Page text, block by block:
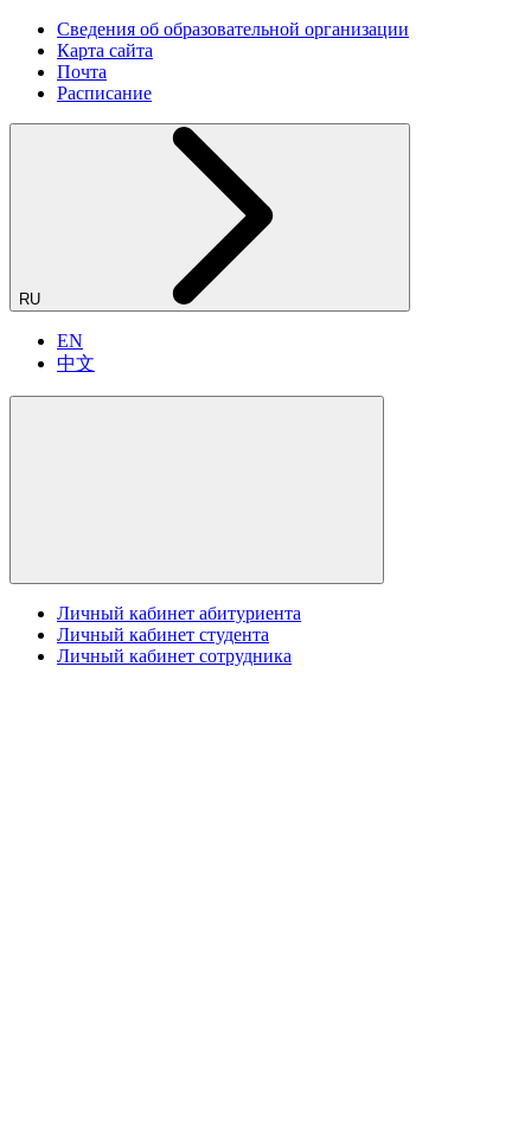
Сведения об образовательной организации
Карта сайта
Почта
Расписание
RU
EN
中文
Личный кабинет абитуриента
Личный кабинет студента
Личный кабинет сотрудника